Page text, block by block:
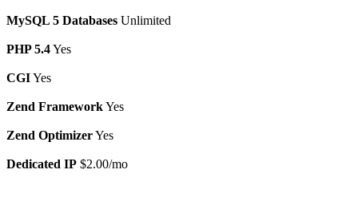
MySQL 5 Databases Unlimited
PHP 5.4Yes
CGIYes
Zend FrameworkYes
Zend OptimizerYes
Dedicated IP $2.00/mo